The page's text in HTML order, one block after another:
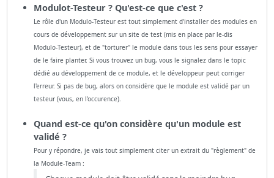
Modulot-Testeur ? Qu'est-ce que c'est ?
Le rôle d'un Modulo-Testeur est tout simplement d'installer des modules en
cours de développement sur un site de test (mis en place par le-dis
Modulo-Testeur), et de "torturer" le module dans tous les sens pour essayer
de le faire planter. Si vous trouvez un bug, vous le signalez dans le topic
dédié au développement de ce module, et le développeur peut corriger
l'erreur. Si pas de bug, alors on considère que le module est validé par un
testeur (vous, en l'occurence).
Quand est-ce qu'on considère qu'un module est
validé ?
Pour y répondre, je vais tout simplement citer un extrait du "règlement" de
la Module-Team :